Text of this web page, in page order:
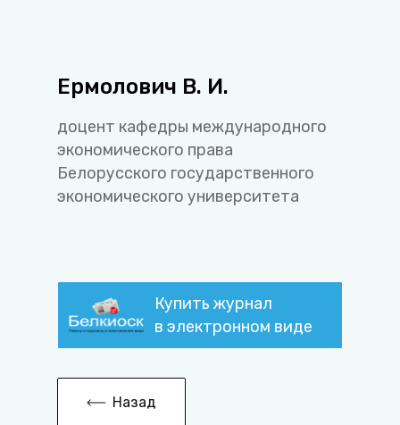
Ермолович В. И.
доцент кафедры международного
экономического права
Белорусского государственного
экономического университета
Купить журнал
в электронном виде
Назад